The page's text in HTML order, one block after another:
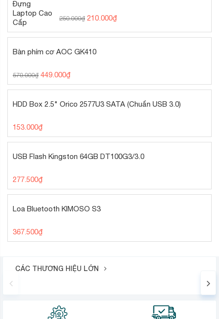
250.000₫ 210.000₫
Bàn phím cơ AOC GK410
570.000₫ 449.000₫
HDD Box 2.5" Orico 2577U3 SATA (Chuẩn USB 3.0)
153.000₫
USB Flash Kingston 64GB DT100G3/3.0
277.500₫
Loa Bluetooth KIMOSO S3
367.500₫
CÁC THƯƠNG HIỆU LỚN